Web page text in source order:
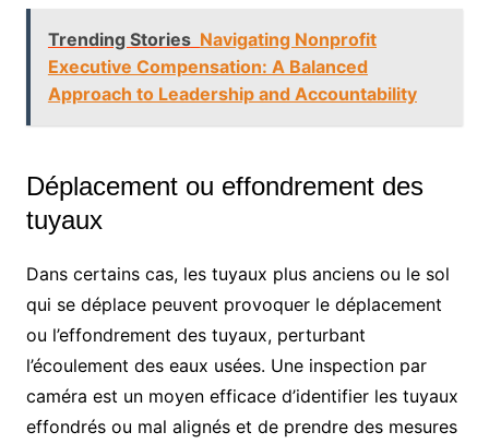
Trending Stories Navigating Nonprofit
Executive Compensation: A Balanced
Approach to Leadership and Accountability
Déplacement ou effondrement des
tuyaux
Dans certains cas, les tuyaux plus anciens ou le sol
qui se déplace peuvent provoquer le déplacement
ou l’effondrement des tuyaux, perturbant
l’écoulement des eaux usées. Une inspection par
caméra est un moyen efficace d’identifier les tuyaux
effondrés ou mal alignés et de prendre des mesures